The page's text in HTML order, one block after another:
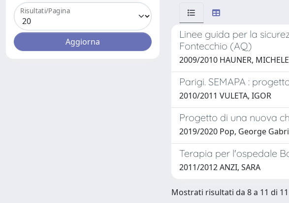
Risultati/Pagina
Linee guida per la
Fontecchio (AQ)
2009/2010 HAUNER, MICHELE
Parigi. SEMAPA :
2010/2011 VULETA, IGOR
Progetto di una nuova
2019/2020 Pop, George
Terapia per l'ospedale
2011/2012 ANZI, SARA
Mostrati risultati da 8 a 11 di 11